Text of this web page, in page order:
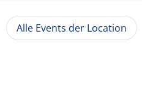
Alle Events der Location